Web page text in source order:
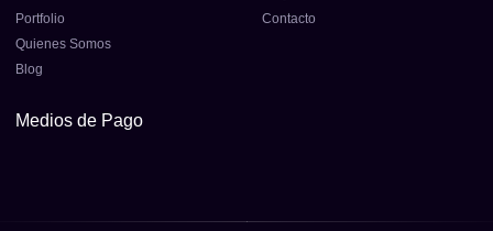
Portfolio
Quienes Somos
Blog
Contacto
Medios de Pago